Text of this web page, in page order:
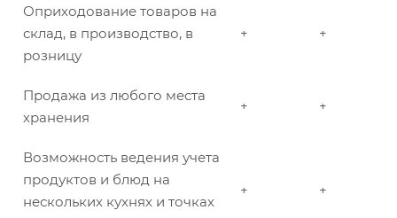
Оприходование товаров на
склад, в производство, в
розницу
+ +
Продажа из любого места
хранения
+ +
Возможность ведения учета
продуктов и блюд на
нескольких кухнях и точках
+ +